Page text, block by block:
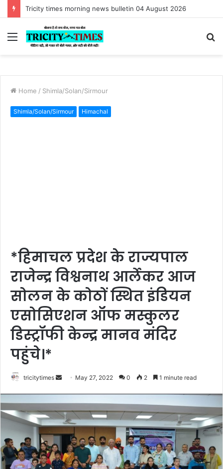
Menu
Home / Shimla/Solan/Sirmour
Shimla/Solan/Sirmour Himachal
*हिमाचल प्रदेश के राज्यपाल
राजेन्द्र विश्वनाथ आर्लेकर आज
सोलन के कोठों स्थित इंडियन
एसोसिएशन ऑफ मस्कुलर
डिस्ट्रॉफी केन्द्र मानव मंदिर
पहुंचे।*
tricitytimes
Send May 27, 2022 0 2 1 minute read